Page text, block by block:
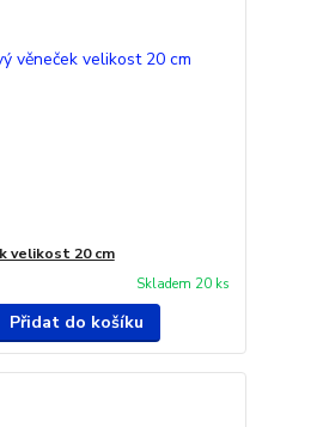
velikost 20 cm
Skladem 20 ks
Přidat do košíku